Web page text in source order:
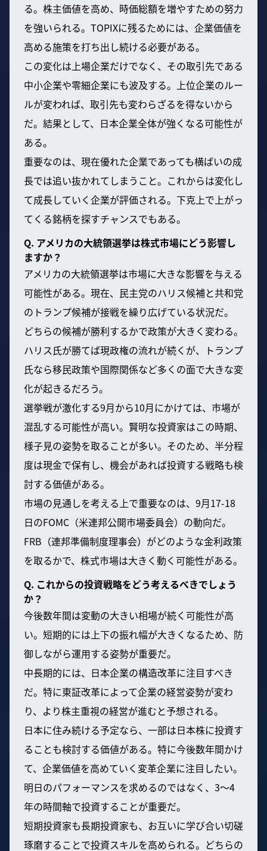
る。株主価値を高め、時価総額を増やすための努力
を強いられる。TOPIXに残るためには、企業価値を
高める施策を打ち出し続ける必要がある。
この変化は上場企業だけでなく、その取引先である
中小企業や零細企業にも波及する。上位企業のルー
ルが変われば、取引先も変わらざるを得ないから
だ。結果として、日本企業全体が強くなる可能性が
ある。
重要なのは、現在優れた企業であっても横ばいの成
長では追い抜かれてしまうこと。これからは変化し
て成長していく企業が評価される。下克上で上がっ
てくる銘柄を探すチャンスでもある。
Q. アメリカの大統領選挙は株式市場にどう影響し
ますか？
アメリカの大統領選挙は市場に大きな影響を与える
可能性がある。現在、民主党のハリス候補と共和党
のトランプ候補が接戦を繰り広げている状況だ。
どちらの候補が勝利するかで政策が大きく変わる。
ハリス氏が勝てば現政権の流れが続くが、トランプ
氏なら移民政策や国際関係など多くの面で大きな変
化が起きるだろう。
選挙戦が激化する9月から10月にかけては、市場が
混乱する可能性が高い。賢明な投資家はこの時期、
様子見の姿勢を取ることが多い。そのため、半分程
度は現金で保有し、機会があれば投資する戦略も検
討する価値がある。
市場の見通しを考える上で重要なのは、9月17-18
日のFOMC（米連邦公開市場委員会）の動向だ。
FRB（連邦準備制度理事会）がどのような金利政策
を取るかで、株式市場は大きく動く可能性がある。
Q. これからの投資戦略をどう考えるべきでしょう
か？
今後数年間は変動の大きい相場が続く可能性が高
い。短期的には上下の振れ幅が大きくなるため、防
御しながら運用する姿勢が重要だ。
中長期的には、日本企業の構造改革に注目すべき
だ。特に東証改革によって企業の経営姿勢が変わ
り、より株主重視の経営が進むと予想される。
日本に住み続ける予定なら、一部は日本株に投資す
ることも検討する価値がある。特に今後数年間かけ
て、企業価値を高めていく変革企業に注目したい。
明日のパフォーマンスを求めるのではなく、3〜4
年の時間軸で投資することが重要だ。
短期投資家も長期投資家も、お互いに学び合い切磋
琢磨することで投資スキルを高められる。どちらの